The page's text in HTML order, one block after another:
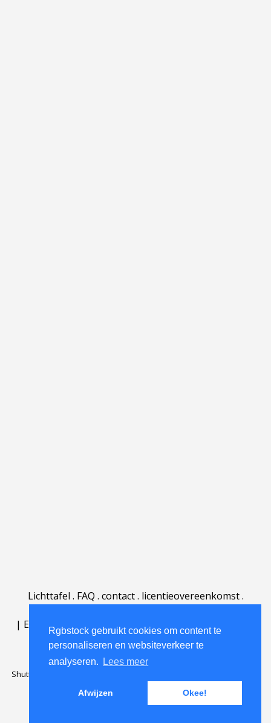
Rgbstock gebruikt cookies om content te
personaliseren en websiteverkeer te
analyseren.
Lees meer
Afwijzen Okee!
Lichttafel . FAQ . contact. licentieovereenkomst.
| English | Deutsch Español | Português
Nederlands|
Shutterstock official partner of Rgbstock
Rgbstock